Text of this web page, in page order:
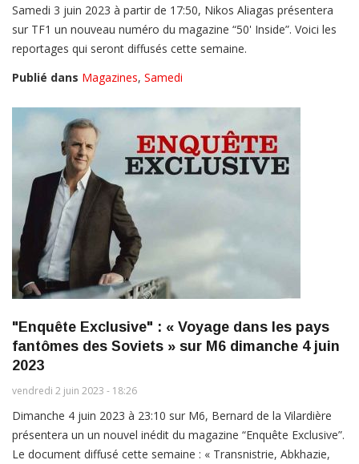
Samedi 3 juin 2023 à partir de 17:50, Nikos Aliagas présentera
sur TF1 un nouveau numéro du magazine “50' Inside”. Voici les
reportages qui seront diffusés cette semaine.
Publié dans Magazines, Samedi
"Enquête Exclusive" : « Voyage dans les pays
fantômes des Soviets » sur M6 dimanche 4 juin
2023
vendredi 2 juin 2023 - 18:26
Dimanche 4 juin 2023 à 23:10 sur M6, Bernard de la Vilardière
présentera un un nouvel inédit du magazine “Enquête Exclusive”.
Le document diffusé cette semaine : « Transnistrie, Abkhazie,